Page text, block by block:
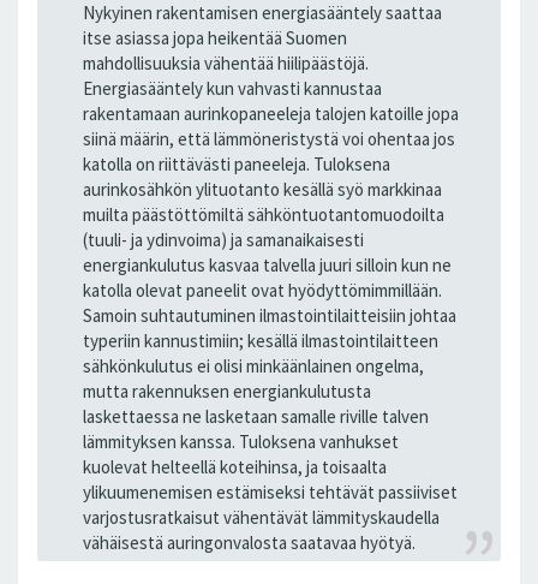
Nykyinen rakentamisen energiasääntely saattaa
itse asiassa jopa heikentää Suomen
mahdollisuuksia vähentää hiilipäästöjä.
Energiasääntely kun vahvasti kannustaa
rakentamaan aurinkopaneeleja talojen katoille jopa
siinä määrin, että lämmöneristystä voi ohentaa jos
katolla on riittävästi paneeleja. Tuloksena
aurinkosähkön ylituotanto kesällä syö markkinaa
muilta päästöttömiltä sähköntuotantomuodoilta
(tuuli- ja ydinvoima) ja samanaikaisesti
energiankulutus kasvaa talvella juuri silloin kun ne
katolla olevat paneelit ovat hyödyttömimmillään.
Samoin suhtautuminen ilmastointilaitteisiin johtaa
typeriin kannustimiin; kesällä ilmastointilaitteen
sähkönkulutus ei olisi minkäänlainen ongelma,
mutta rakennuksen energiankulutusta
laskettaessa ne lasketaan samalle riville talven
lämmityksen kanssa. Tuloksena vanhukset
kuolevat helteellä koteihinsa, ja toisaalta
ylikuumenemisen estämiseksi tehtävät passiiviset
varjostusratkaisut vähentävät lämmityskaudella
vähäisestä auringonvalosta saatavaa hyötyä.